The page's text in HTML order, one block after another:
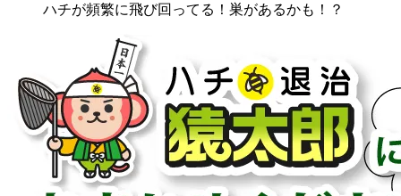
ハチが頻繁に飛び回ってる！巣があるかも！？